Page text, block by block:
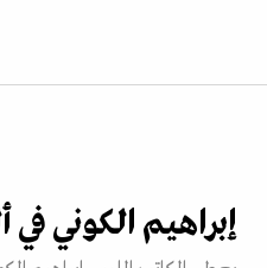
إبراهيم الكوني